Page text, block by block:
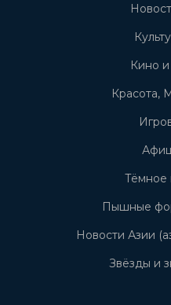
Кино
Красота,
Тёмное
Пышные
Новости Азии
Звёзды и